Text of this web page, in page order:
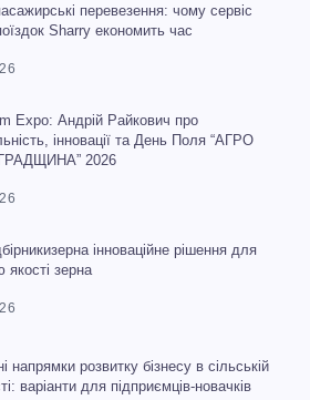
перевезення: чому сервіс
Sharry економить час
Expo: Андрій Райкович про
інновації та День Поля “АГРО
2026
інноваційне рішення для
якості зерна
напрямки розвитку бізнесу в сільській
варіанти для підприємців-новачків